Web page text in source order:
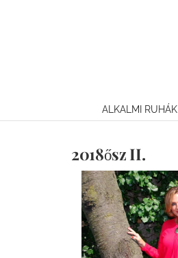
ALKALMI RUHÁK
2018ősz II.